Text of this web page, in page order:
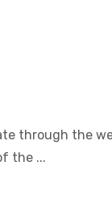
through the
the ...